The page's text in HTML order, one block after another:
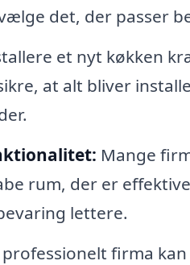
det, der passer
et nyt køkken
at alt bliver
Mange
rum, der er
lettere.
professionelt firma